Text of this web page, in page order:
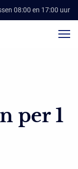
08:00 en 17:00 uur
per 1